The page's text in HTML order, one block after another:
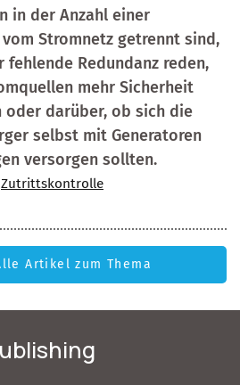
in der Anzahl einer
Stromnetz getrennt sind,
fehlende Redundanz reden,
mehr Sicherheit
oder darüber, ob sich die
selbst mit Generatoren
versorgen sollten.
Zutrittskontrolle
Artikel zum Thema